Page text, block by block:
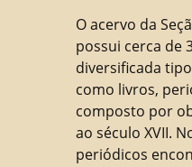
O acervo da
possui cerca de
diversificada
como livros,
composto por
ao século XVII.
periódicos